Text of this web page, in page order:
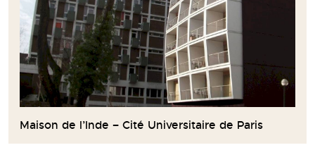
Maison de l’Inde – Cité Universitaire de Paris